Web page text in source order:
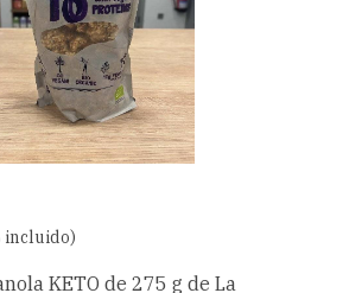
incluido)
KETO de 275 g de La